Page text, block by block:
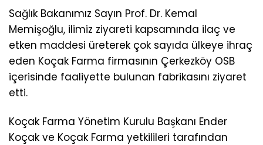
Sağlık Bakanımız Sayın Prof. Dr. Kemal
Memişoğlu, ilimiz ziyareti kapsamında ilaç ve
etken maddesi üreterek çok sayıda ülkeye ihraç
eden Koçak Farma firmasının Çerkezköy OSB
içerisinde faaliyette bulunan fabrikasını ziyaret
etti.
Koçak Farma Yönetim Kurulu Başkanı Ender
Koçak ve Koçak Farma yetkilileri tarafından